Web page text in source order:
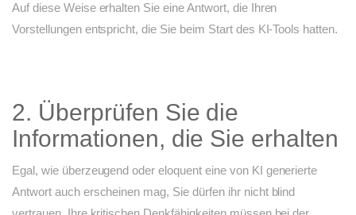
Auf diese Weise erhalten Sie eine Antwort, die Ihren
Vorstellungen entspricht, die Sie beim Start des KI-Tools hatten.
2. Überprüfen Sie die
Informationen, die Sie erhalten
Egal, wie überzeugend oder eloquent eine von KI generierte
Antwort auch erscheinen mag, Sie dürfen ihr nicht blind